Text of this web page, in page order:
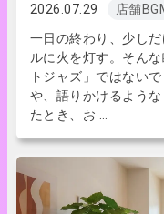
2026.07.29 店舗
一日の終わり、少し
ルに火を灯す。そん
トジャズ」ではない
や、語りかけるよう
たとき、お …